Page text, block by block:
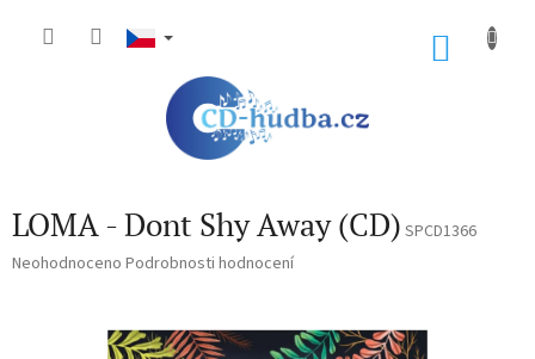
LOMA - Dont Shy Away (CD) SPCD1366
Průměrné
Neohodnoceno Podrobnosti hodnocení